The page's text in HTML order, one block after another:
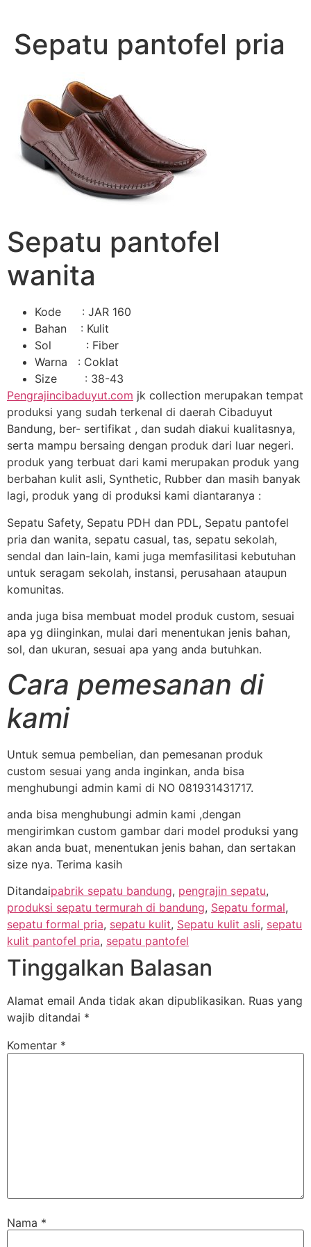
konten
Sepatu pantofel pria
Sepatu pantofel
wanita
Kode : JAR 160
Bahan : Kulit
Sol : Fiber
Warna : Coklat
Size : 38-43
Pengrajincibaduyut.com jk collection merupakan tempat
produksi yang sudah terkenal di daerah Cibaduyut
Bandung, ber- sertifikat , dan sudah diakui kualitasnya,
serta mampu bersaing dengan produk dari luar negeri.
produk yang terbuat dari kami merupakan produk yang
berbahan kulit asli, Synthetic, Rubber dan masih banyak
lagi, produk yang di produksi kami diantaranya :
Sepatu Safety, Sepatu PDH dan PDL, Sepatu pantofel
pria dan wanita, sepatu casual, tas, sepatu sekolah,
sendal dan lain-lain, kami juga memfasilitasi kebutuhan
untuk seragam sekolah, instansi, perusahaan ataupun
komunitas.
anda juga bisa membuat model produk custom, sesuai
apa yg diinginkan, mulai dari menentukan jenis bahan,
sol, dan ukuran, sesuai apa yang anda butuhkan.
Cara pemesanan di
kami
Untuk semua pembelian, dan pemesanan produk
custom sesuai yang anda inginkan, anda bisa
menghubungi admin kami di NO 081931431717.
anda bisa menghubungi admin kami ,dengan
mengirimkan custom gambar dari model produksi yang
akan anda buat, menentukan jenis bahan, dan sertakan
size nya. Terima kasih
Ditandaipabrik sepatu bandung, pengrajin sepatu,
produksi sepatu termurah di bandung, Sepatu formal,
sepatu formal pria, sepatu kulit, Sepatu kulit asli, sepatu
kulit pantofel pria, sepatu pantofel
Tinggalkan Balasan
Alamat email Anda tidak akan dipublikasikan. Ruas yang
wajib ditandai *
Komentar *
Nama *